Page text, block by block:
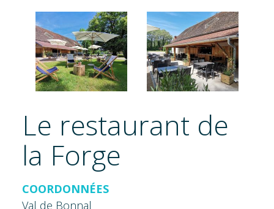
Le restaurant de
la Forge
COORDONNÉES
Val de Bonnal